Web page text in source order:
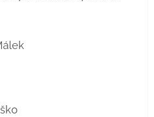
je 5 z 5 hviezdičiek.
je 5 z 5 hviezdičiek.